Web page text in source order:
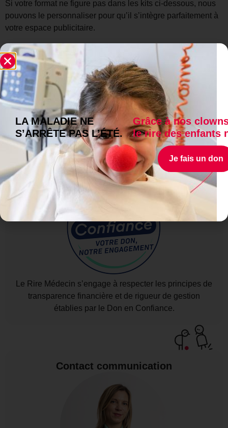
Si votre format ne figure pas dans les kits ci-dessous, nous
pouvons le personnaliser pour qu’il s’intègre parfaitement à
votre espace publicitaire.
Bannières digitales [Kit digital]
Visuels presse et print [Kit print]
Spots TV, cinéma, digital
Spots radio
Chaque canal est une opportunité pour faire résonner les
éclats de rire à l’hôpital.
Prêts à nous offrir un espace publicitaire et à contribuer à
notre cause ?
Le Rire Médecin s’engage à respecter les principes de
transparence financière et de rigueur de gestion
établies par le Don en Confiance.
Contact communication
LA MALADIE NE
S’ARRÊTE PAS L’ÉTÉ.
Grâce à nos
le rire des enfants
Je fais un don